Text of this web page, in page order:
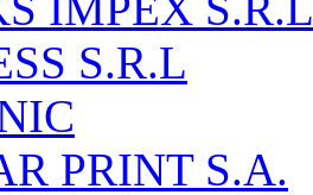
S.R.L
PRINT S.A.